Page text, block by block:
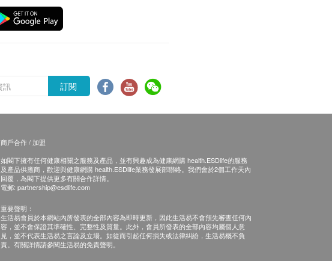
訂閱
商戶合作 / 加盟
如閣下擁有任何健康相關之服務及產品，並有興趣成為健康網購 health.ESDlife的服務
及產品供應商，歡迎與健康網購 health.ESDlife業務發展部聯絡。我們會於2個工作天內
回覆，為閣下提供更多有關合作詳情。
電郵: partnership@esdlife.com
重要聲明：
生活易會員於本網站內所發表的全部內容為即時更新，因此生活易不會預先審查任何內
容，並不會保證其準確性、完整性及質量。此外，會員所發表的全部內容均屬個人意
見，並不代表生活易之言論及立場。如從而引起任何損失或法律糾紛，生活易概不負
責。有關詳情請參閱生活易的免責聲明。